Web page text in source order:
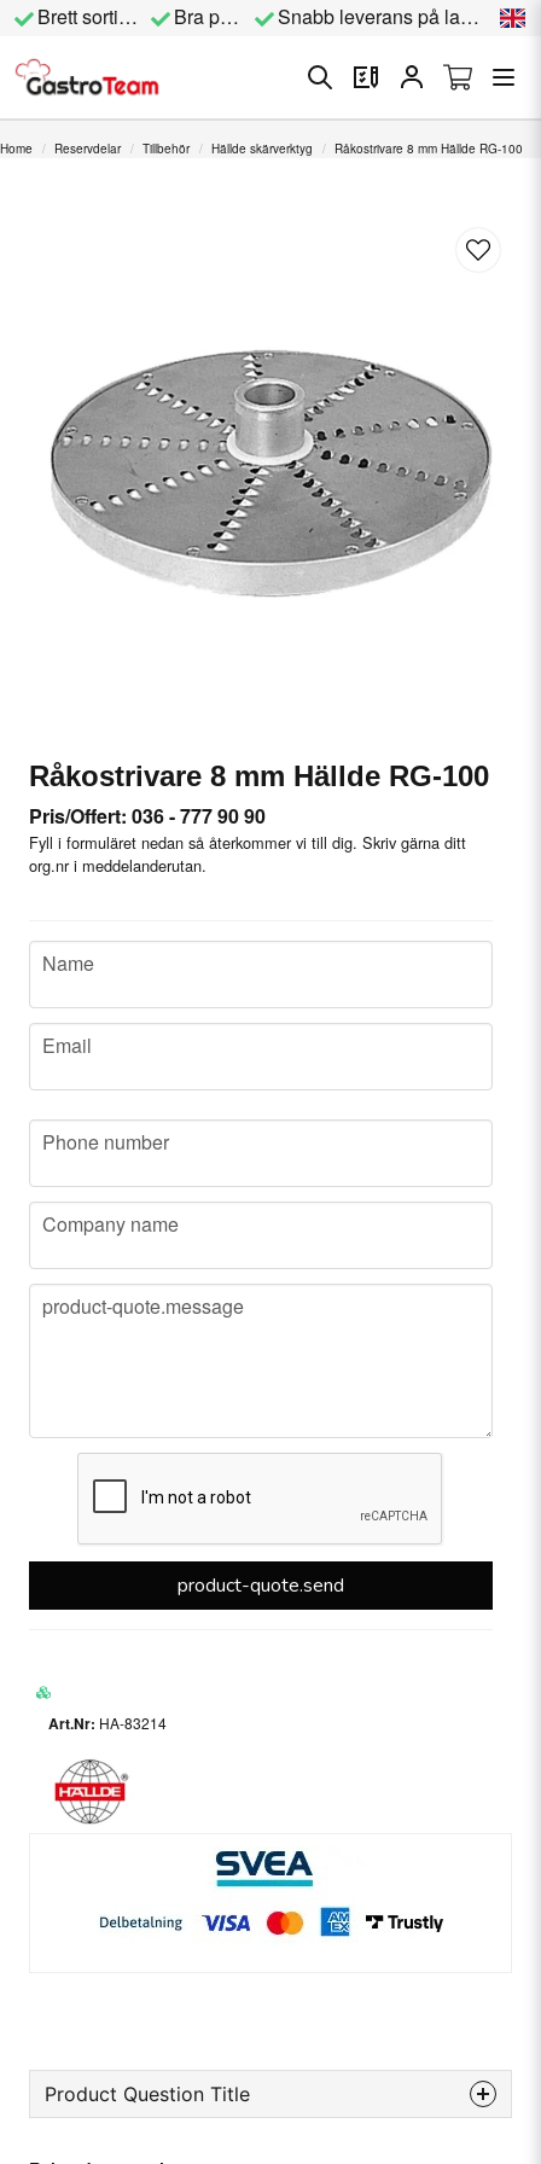
Brett sortiment Bra priser Snabb leverans på lagervara
Home Reservdelar Tillbehör Hällde skärverktyg Råkostrivare 8 mm Hällde RG-100
Råkostrivare 8 mm Hällde RG-100
Pris/Offert: 036 - 777 90 90
Fyll i formuläret nedan så återkommer vi till dig. Skriv gärna ditt
org.nr i meddelanderutan.
name
Name
email
Email
phone
Phone number
company
Company name
message
product-quote.message
product-quote.send
HA-83214
Product Question Title